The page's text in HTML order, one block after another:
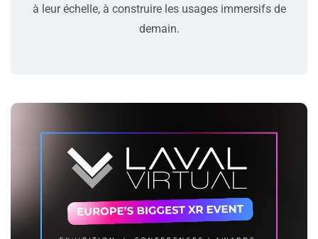
à leur échelle, à construire les usages immersifs de
demain.